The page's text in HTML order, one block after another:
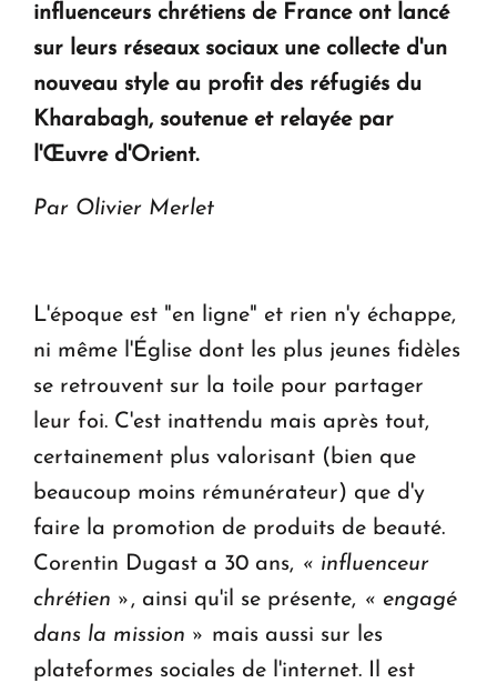
KASA : 30 ans d'audace, de résilience et d'avenir
en Arménie
Le premier hôtel Hyatt Regency d'Arménie
ouvrira ses portes à Dilijan
influenceurs chrétiens de France ont lancé
sur leurs réseaux sociaux une collecte d'un
nouveau style au profit des réfugiés du
Kharabagh, soutenue et relayée par
l'Œuvre d'Orient.
Par Olivier Merlet
L'époque est "en ligne" et rien n'y échappe,
ni même l'Église dont les plus jeunes fidèles
se retrouvent sur la toile pour partager
leur foi. C'est inattendu mais après tout,
certainement plus valorisant (bien que
beaucoup moins rémunérateur) que d'y
faire la promotion de produits de beauté.
Corentin Dugast a 30 ans, « influenceur
chrétien » , ainsi qu'il se présente, « engagé
dans la mission » mais aussi sur les
plateformes sociales de l'internet. Il est